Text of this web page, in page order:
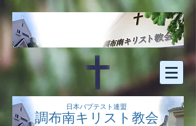
日本バプテスト連盟
調布南キリスト教会